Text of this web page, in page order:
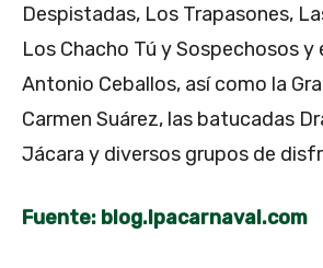
Despistadas, Los Trapasones,
Los Chacho Tú y Sospechosos y
Antonio Ceballos, así como la
Carmen Suárez, las batucadas
Jácara y diversos grupos de
Fuente: blog.lpacarnaval.com